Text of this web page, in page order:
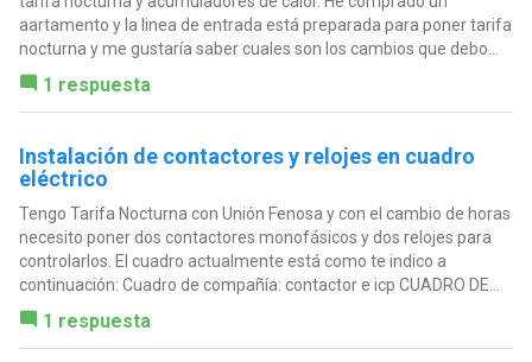
aartamento y la linea de entrada está preparada para poner tarifa
nocturna y me gustaría saber cuales son los cambios que debo...
1 respuesta
Instalación de contactores y relojes en cuadro
eléctrico
Tengo Tarifa Nocturna con Unión Fenosa y con el cambio de horas
necesito poner dos contactores monofásicos y dos relojes para
controlarlos. El cuadro actualmente está como te indico a
continuación: Cuadro de compañía: contactor e icp CUADRO DE...
1 respuesta